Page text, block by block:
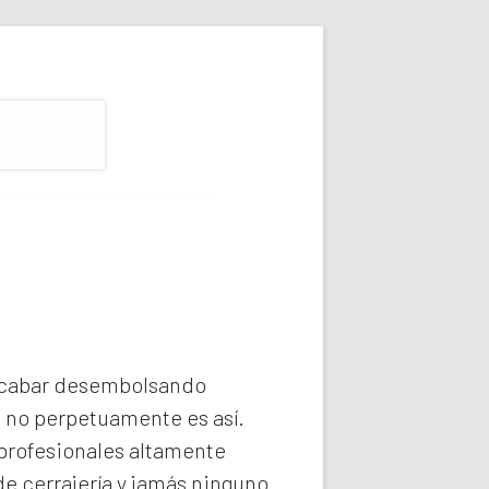
desembolsando
perpetuamente es así.
altamente
cerrajería y jamás ninguno